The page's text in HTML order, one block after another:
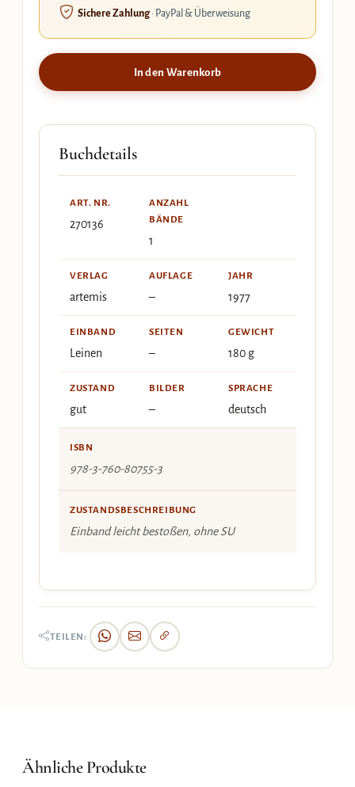
Sichere Zahlung· PayPal & Überweisung
In den Warenkorb
Buchdetails
ART. NR.
270136
ANZAHL
BÄNDE
1
VERLAG
artemis
AUFLAGE
–
JAHR
1977
EINBAND
Leinen
SEITEN
–
GEWICHT
180 g
ZUSTAND
gut
BILDER
–
SPRACHE
deutsch
ISBN
978-3-760-80755-3
ZUSTANDSBESCHREIBUNG
Einband leicht bestoßen, ohne SU
TEILEN:
Ähnliche Produkte